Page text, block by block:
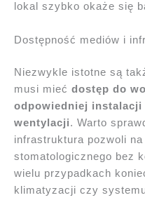
lokal szybko okaże się
Dostępność mediów i
Niezwykle istotne są
musi mieć dostęp do
odpowiedniej instalacji
wentylacji. Warto
infrastruktura pozwoli
stomatologicznego bez
wielu przypadkach
klimatyzacji czy